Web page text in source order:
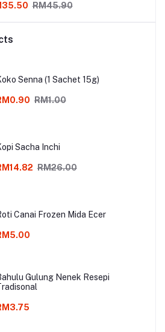
RM45.90
Senna (1 Sachet 15g)
RM1.00
Sacha Inchi
RM26.00
Canai Frozen Mida Ecer
Gulung Nenek Resepi